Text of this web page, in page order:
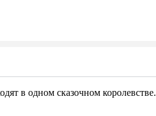
в одном сказочном королевстве.